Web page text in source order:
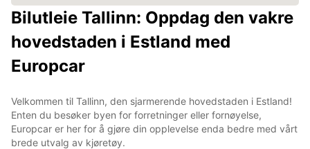
Bilutleie Tallinn: Oppdag den vakre
hovedstaden i Estland med
Europcar
Velkommen til Tallinn, den sjarmerende hovedstaden i Estland!
Enten du besøker byen for forretninger eller fornøyelse,
Europcar er her for å gjøre din opplevelse enda bedre med vårt
brede utvalg av kjøretøy.